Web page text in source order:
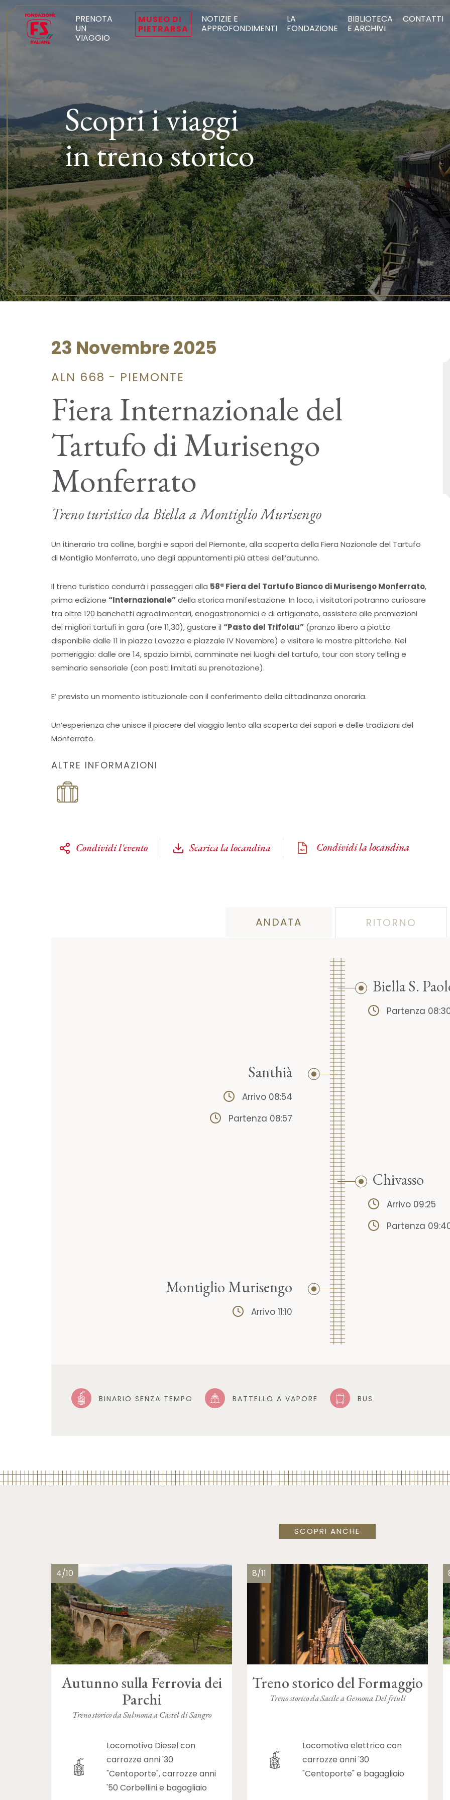
PRENOTA
UN
VIAGGIO
MUSEO DI
PIETRARSA
NOTIZIE E
APPROFONDIMENTI
LA
FONDAZIONE
BIBLIOTECA
E ARCHIVI
CONTATTI
Scopri i viaggi
in treno storico
23 Novembre 2025
ALN 668 - PIEMONTE
Fiera Internazionale del
Tartufo di Murisengo
Monferrato
Treno turistico da Biella a Montiglio Murisengo
Un itinerario tra colline, borghi e sapori del Piemonte, alla scoperta della Fiera Nazionale del Tartufo
di Montiglio Monferrato, uno degli appuntamenti più attesi dell’autunno.
Il treno turistico condurrà i passeggeri alla 58ª Fiera del Tartufo Bianco di Murisengo Monferrato,
prima edizione “Internazionale”della storica manifestazione. In loco, i visitatori potranno curiosare
tra oltre 120 banchetti agroalimentari, enogastronomici e di artigianato, assistere alle premiazioni
dei migliori tartufi in gara (ore 11,30), gustare il “Pasto del Trifolau” (pranzo libero a piatto
disponibile dalle 11 in piazza Lavazza e piazzale IV Novembre) e visitare le mostre pittoriche. Nel
pomeriggio: dalle ore 14, spazio bimbi, camminate nei luoghi del tartufo, tour con story telling e
seminario sensoriale (con posti limitati su prenotazione).
E’ previsto un momento istituzionale con il conferimento della cittadinanza onoraria.
Un’esperienza che unisce il piacere del viaggio lento alla scoperta dei sapori e delle tradizioni del
Monferrato.
ALTRE INFORMAZIONI
Condividi l'evento Scarica la locandina Condividi la locandina
ANDATA RITORNO
Biella S.
Partenza
Santhià
Arrivo 08:54
Partenza 08:57
Chivasso
Arrivo 09:25
Partenza
Montiglio Murisengo
Arrivo 11:10
BINARIO SENZA TEMPO BATTELLO A VAPORE BUS
SCOPRI ANCHE
4/10
Autunno sulla Ferrovia dei
Parchi
Treno storico da Sulmona a Castel di Sangro
Locomotiva Diesel con
carrozze anni '30
"Centoporte", carrozze anni
'50 Corbellini e bagagliaio
8/11
Treno storico del Formaggio
Treno storico da Sacile a Gemona Del friuli
Locomotiva elettrica con
carrozze anni '30
"Centoporte" e bagagliaio